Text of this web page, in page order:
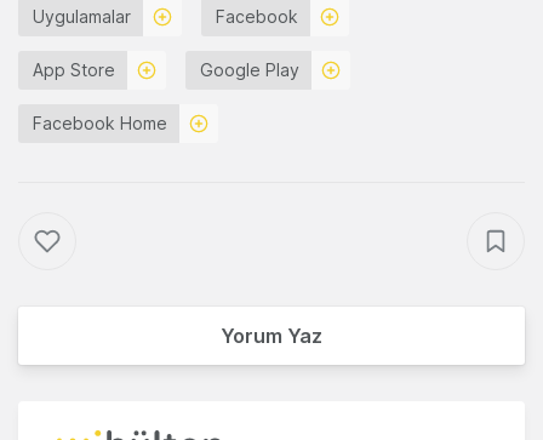
Uygulamalar Facebook
App Store Google Play
Facebook Home
Yorum Yaz